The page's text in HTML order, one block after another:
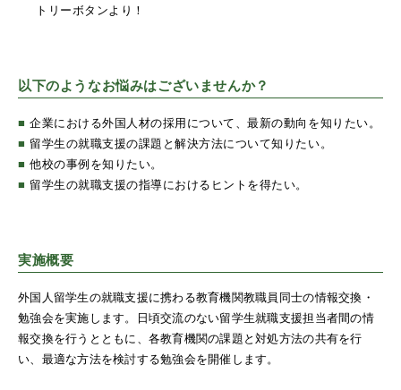
トリーボタンより！
以下のようなお悩みはございませんか？
■企業における外国人材の採用について、最新の動向を知りたい。
■ 留学生の就職支援の課題と解決方法について知りたい。
■他校の事例を知りたい。
■ 留学生の就職支援の指導におけるヒントを得たい。
実施概要
外国人留学生の就職支援に携わる教育機関教職員同士の情報交換・
勉強会を実施します。日頃交流のない留学生就職支援担当者間の情
報交換を行うとともに、各教育機関の課題と対処方法の共有を行
い、最適な方法を検討する勉強会を開催します。